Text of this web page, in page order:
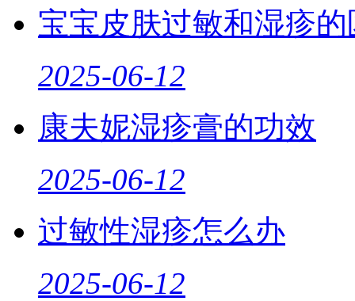
宝宝皮肤过敏和湿疹的
2025-06-12
康夫妮湿疹膏的功效
2025-06-12
过敏性湿疹怎么办
2025-06-12